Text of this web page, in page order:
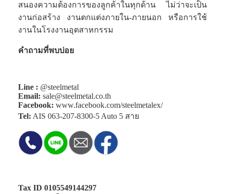
สนองความต้องการของลูกค้าในทุกด้าน ไม่ว่าจะเป็น
งานก่อสร้าง งานตกแต่งภายใน-ภายนอก หรือการใช้
งานในโรงงานอุตสาหกรรม
คำถามที่พบบ่อย
Line : @steelmetal
Email: sale@steelmetal.co.th
Facebook: www.facebook.com/steelmetalex/
Tel: AIS 063-207-8300-5Auto 5 สาย
Tax ID 0105549144297